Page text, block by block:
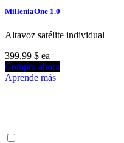
MilleniaOne 1.0
Altavoz satélite individual
399,99 $ ea
Compra ahora
Aprende más